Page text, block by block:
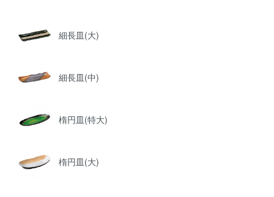
細長皿(大)
細長皿(中)
楕円皿(特大)
楕円皿(大)